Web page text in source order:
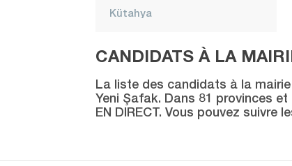
Kütahya
Manisa
Mardin
Mersin
Muş
CANDIDATS À LA
La liste des candidats à la
Yeni Şafak. Dans 81 provinces
EN DIRECT. Vous pouvez